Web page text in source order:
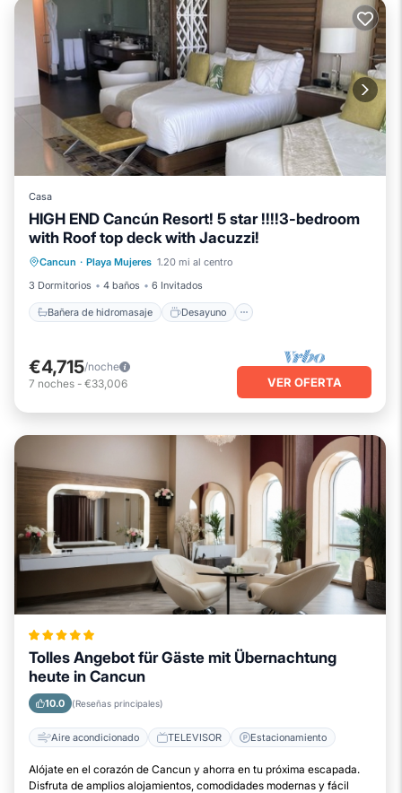
Casa
HIGH END Cancún Resort! 5 star !!!!3-bedroom
with Roof top deck with Jacuzzi!
Cancun · Playa Mujeres 1.20 mi al centro
3 Dormitorios
4 baños 6 Invitados
Bañera de hidromasaje Desayuno
Bañera de hidromasaje
Desayuno
Aparcamiento
Piscina
€4,715/noche
7 noches - €33,006 VER OFERTA
Tolles Angebot für Gäste mit Übernachtung
heute in Cancun
10.0 (Reseñas principales)
Aire acondicionado TELEVISOR Estacionamiento
Alójate en el corazón de Cancun y ahorra en tu próxima escapada.
Disfruta de amplios alojamientos, comodidades modernas y fácil